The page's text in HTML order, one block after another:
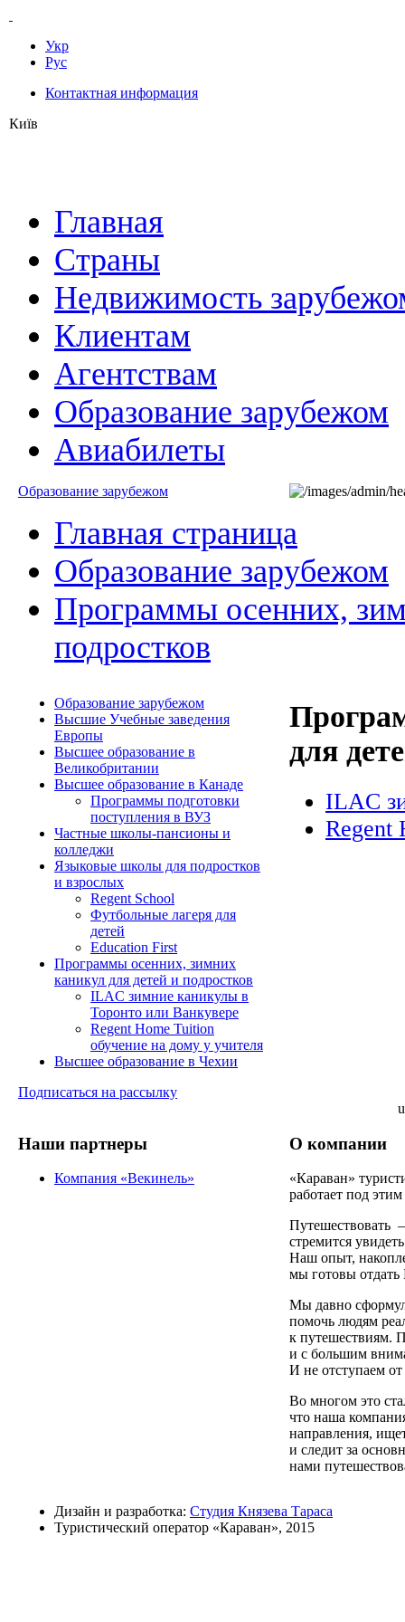
Укр
Рус
Контактная информация
Київ
Главная
Страны
Недвижимость
Клиентам
Агентствам
Образование зарубежом
Авиабилеты
Образование зарубежом
Главная страница
Образование зарубежом
Программы осенних,
подростков
Образование зарубежом
Высшие Учебные заведения
Европы
Высшее образование в
Великобритании
Высшее образование в Канаде
Программы подготовки
поступления в ВУЗ
Частные школы-пансионы и
колледжи
Языковые школы для подростков
и взрослых
Regent School
Футбольные лагеря для
детей
Education First
Программы осенних, зимних
каникул для детей и подростков
ILAC зимние каникулы в
Торонто или Ванкувере
Regent Home Tuition
обучение на дому у учителя
Высшее образование в Чехии
Подписаться на рассылку
для
ILAC
Regent
Наши партнеры
Компания «Векинель»
О компании
«Караван»
работает под
Путешествовать
стремится
Наш опыт,
мы готовы отдать
Мы давно
помочь людям
к путешествиям.
и с большим
И не отступаем
Во многом это
что наша
направления,
и следит за
нами
Дизайн и разработка: Студия Князева Тараса
Туристический оператор «Караван», 2015